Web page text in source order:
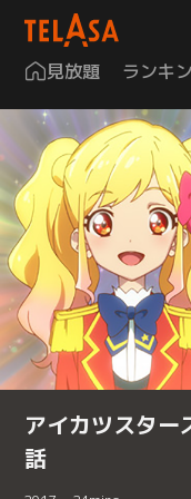
見放題 ランキ
アイカツスタ
話